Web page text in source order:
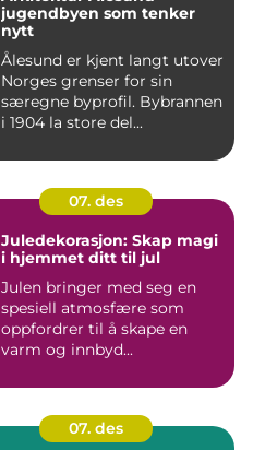
jugendbyen som tenker
nytt
Ålesund er kjent langt utover
Norges grenser for sin
særegne byprofil. Bybrannen
i 1904 la store del...
07. des
Juledekorasjon: Skap magi
i hjemmet ditt til jul
Julen bringer med seg en
spesiell atmosfære som
oppfordrer til å skape en
varm og innbyd...
07. des